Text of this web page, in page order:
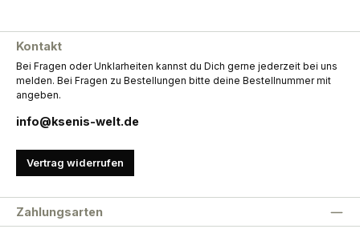
Kontakt
Bei Fragen oder Unklarheiten kannst du Dich gerne jederzeit bei uns
melden. Bei Fragen zu Bestellungen bitte deine Bestellnummer mit
angeben.
info@ksenis-welt.de
Vertrag widerrufen
Zahlungsarten